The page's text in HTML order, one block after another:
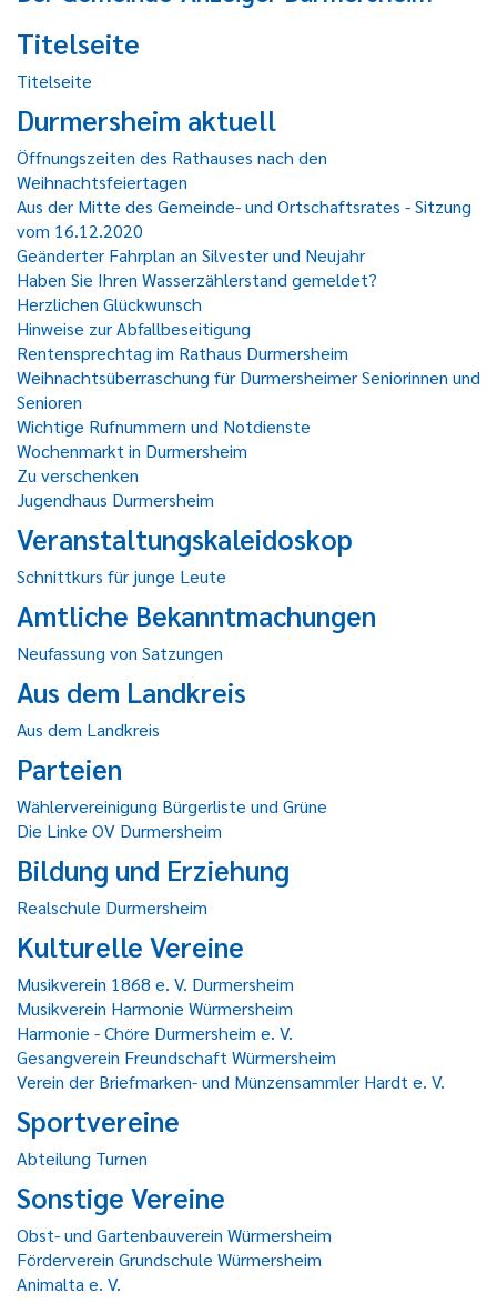
Titelseite
Titelseite
Durmersheim aktuell
Öffnungszeiten des Rathauses nach den
Weihnachtsfeiertagen
Aus der Mitte des Gemeinde- und Ortschaftsrates - Sitzung
vom 16.12.2020
Geänderter Fahrplan an Silvester und Neujahr
Haben Sie Ihren Wasserzählerstand gemeldet?
Herzlichen Glückwunsch
Hinweise zur Abfallbeseitigung
Rentensprechtag im Rathaus Durmersheim
Weihnachtsüberraschung für Durmersheimer Seniorinnen und
Senioren
Wichtige Rufnummern und Notdienste
Wochenmarkt in Durmersheim
Zu verschenken
Jugendhaus Durmersheim
Veranstaltungskaleidoskop
Schnittkurs für junge Leute
Amtliche Bekanntmachungen
Neufassung von Satzungen
Aus dem Landkreis
Aus dem Landkreis
Parteien
Wählervereinigung Bürgerliste und Grüne
Die Linke OV Durmersheim
Bildung und Erziehung
Realschule Durmersheim
Kulturelle Vereine
Musikverein 1868 e. V. Durmersheim
Musikverein Harmonie Würmersheim
Harmonie - Chöre Durmersheim e. V.
Gesangverein Freundschaft Würmersheim
Verein der Briefmarken- und Münzensammler Hardt e. V.
Sportvereine
Abteilung Turnen
Sonstige Vereine
Obst- und Gartenbauverein Würmersheim
Förderverein Grundschule Würmersheim
Animalta e. V.